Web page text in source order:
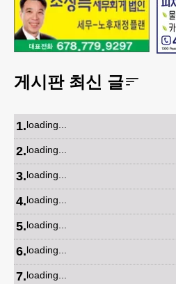
게시판 최신 글
1.loading...
2.loading...
3.loading...
4.loading...
5.loading...
6.loading...
7.loading...